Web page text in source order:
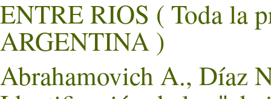
ENTRE RIOS ( Toda la
ARGENTINA )
Abrahamovich A., Díaz